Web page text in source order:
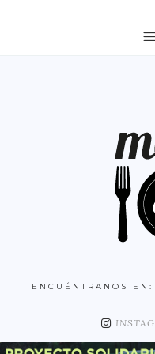
COMUNIDAD DE
DISTRITO
DISTRITO
ENCUÉNTRANOS EN: